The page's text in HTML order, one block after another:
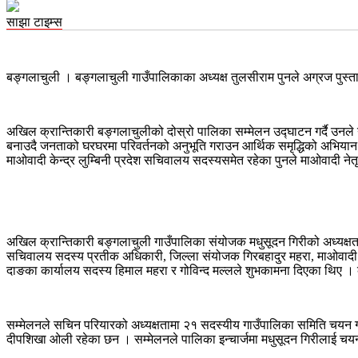
साझा टाइम्स
बङ्गलाचुली । बङ्गलाचुली गाउँपालिकाका अध्यक्ष तुलसीराम पुनले अग्रज
अखिल क्रान्तिकारी बङ्गलाचुलीको दोस्रो पालिका सम्मेलन उद्घाटन गर्दै
बनाउदै जनताको घरघरमा परिवर्तनको अनुभूति गराउन आर्थिक समृद्धिको
माओवादी केन्द्र लुम्बिनी प्रदेश सचिवालय सदस्यसमेत रहेका पुनले माओवादी
अखिल क्रान्तिकारी बङ्गलाचुली गाउँपालिका संयोजक मधुसूदन गिरीको
सचिवालय सदस्य प्रतीक अधिकारी, जिल्ला संयोजक गिरबहादुर महरा,
दाङका कार्यालय सदस्य हिमाल महरा र गोविन्द मल्लले शुभकामना दिएका थिए
सम्मेलनले सचिन परियारको अध्यक्षतामा २१ सदस्यीय गाउँपालिका समिति चयन
दीपशिखा ओली रहेका छन । सम्मेलनले पालिका इन्चार्जमा मधुसूदन गिरीलाई